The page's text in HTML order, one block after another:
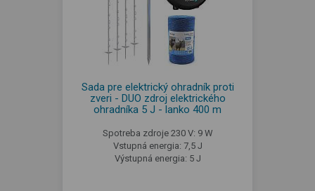
Sada pre elektrický ohradník proti
zveri - DUO zdroj elektrického
ohradníka 5 J - lanko 400 m
Spotreba zdroje 230 V: 9 W
Vstupná energia: 7,5 J
Výstupná energia: 5 J